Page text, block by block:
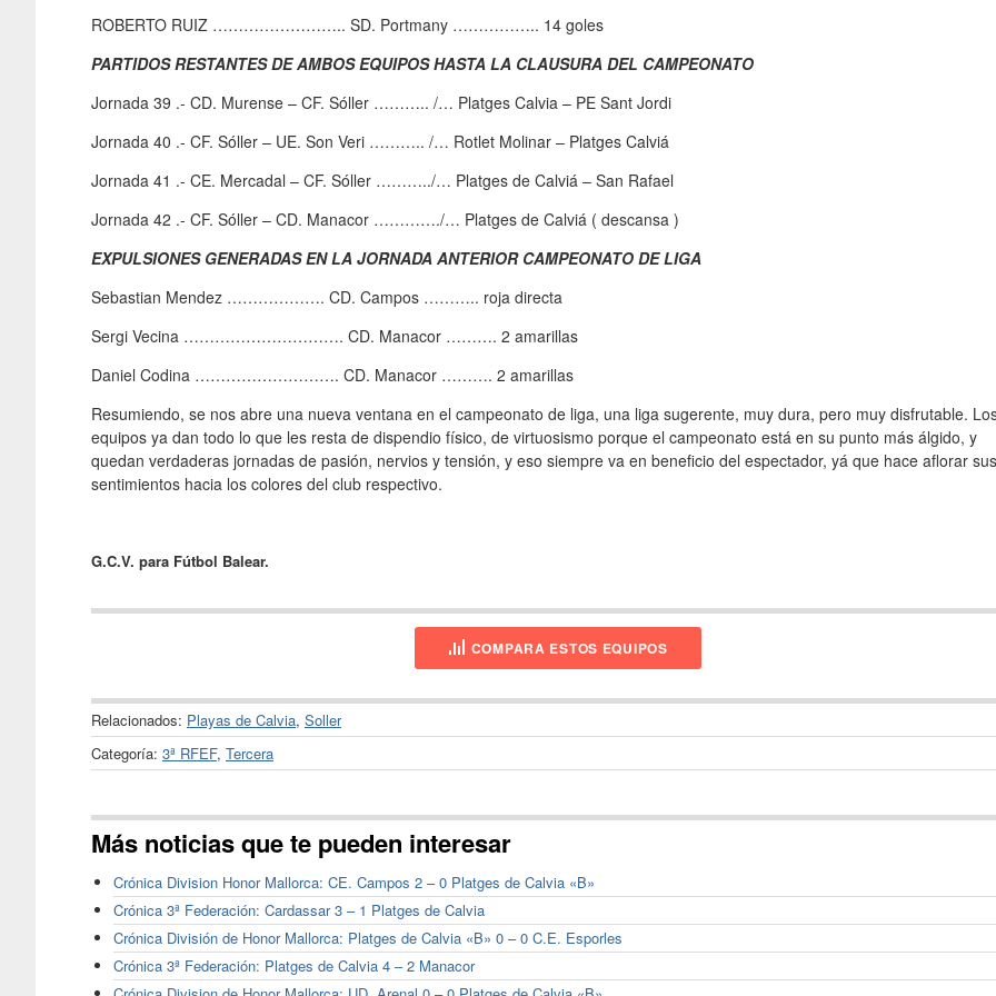
ROBERTO RUIZ …………………….. SD. Portmany …………….. 14 goles
PARTIDOS RESTANTES DE AMBOS EQUIPOS HASTA LA CLAUSURA DEL CAMPEONATO
Jornada 39 .- CD. Murense – CF. Sóller ……….. /… Platges Calvia – PE Sant Jordi
Jornada 40 .- CF. Sóller – UE. Son Veri ……….. /… Rotlet Molinar – Platges Calviá
Jornada 41 .- CE. Mercadal – CF. Sóller ………../… Platges de Calviá – San Rafael
Jornada 42 .- CF. Sóller – CD. Manacor …………./… Platges de Calviá ( descansa )
EXPULSIONES GENERADAS EN LA JORNADA ANTERIOR CAMPEONATO DE LIGA
Sebastian Mendez ………………. CD. Campos ……….. roja directa
Sergi Vecina …………………………. CD. Manacor ………. 2 amarillas
Daniel Codina ………………………. CD. Manacor ………. 2 amarillas
Resumiendo, se nos abre una nueva ventana en el campeonato de liga, una liga sugerente, muy dura, pero muy disfrutable.
equipos ya dan todo lo que les resta de dispendio físico, de virtuosismo porque el campeonato está en su punto más álgido, y
quedan verdaderas jornadas de pasión, nervios y tensión, y eso siempre va en beneficio del espectador, yá que hace aflorar sus
sentimientos hacia los colores del club respectivo.
G.C.V. para Fútbol Balear.
COMPARA ESTOS EQUIPOS
Relacionados: Playas de Calvia, Soller
Categoría: 3ª RFEF, Tercera
Más noticias que te pueden interesar
Crónica Division Honor Mallorca: CE. Campos 2 – 0 Platges de Calvia «B»
Crónica 3ª Federación: Cardassar 3 – 1 Platges de Calvia
Crónica División de Honor Mallorca: Platges de Calvia «B» 0 – 0 C.E. Esporles
Crónica 3ª Federación: Platges de Calvia 4 – 2 Manacor